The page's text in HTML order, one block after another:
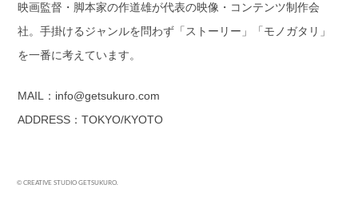
映画監督・脚本家の作道雄が代表の映像・コンテンツ制作会
社。手掛けるジャンルを問わず「ストーリー」「モノガタリ」
を一番に考えています。
MAIL：info@getsukuro.com
ADDRESS：TOKYO/KYOTO
© CREATIVE STUDIO GETSUKURO.